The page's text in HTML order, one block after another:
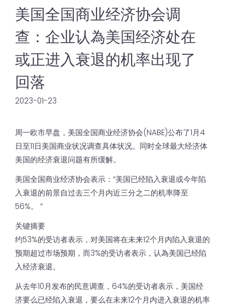
美国全国商业经济协会调
查：企业认為美国经济处在
或正进入衰退的机率出现了
回落
2023-01-23
周一欧市早盘，美国全国商业经济协会(NABE)公布了1月4
日至11日美国商业状况调查具体状况。同时全球最大经济体
美国的经济衰退问题有所缓解。
美国全国商业经济协会表示：“美国已经陷入衰退或今年陷
入衰退的前景自过去三个月内近三分之二的机率降至
56%。 ”
关键摘要
约53%的受访者表示，对美国将在未来12个月内陷入衰退的
预期超过市场预期，而3%的受访者表示，认為美国已经陷
入经济衰退。
从去年10月发布的民意调查，64%的受访者表示，美国经
济要么已经陷入衰退，要么在未来12个月内进入衰退的机率